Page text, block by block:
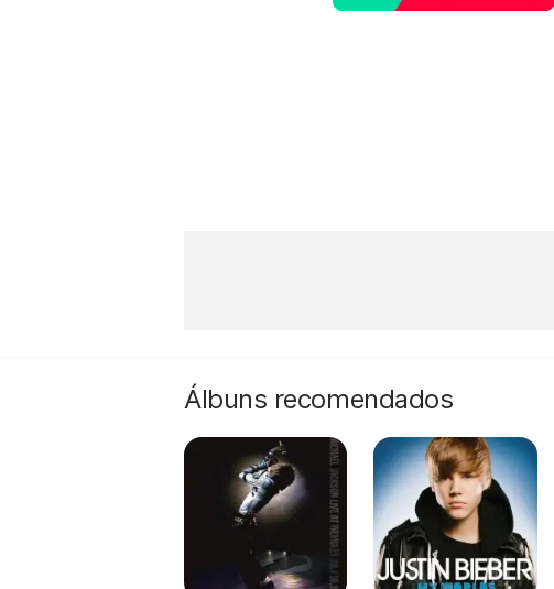
Álbuns recomendados